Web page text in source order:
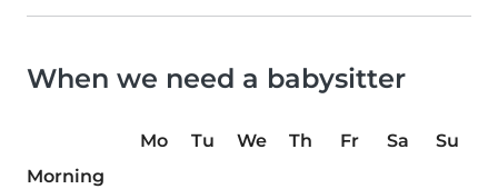
When we need a babysitter
Mo Tu We Th Fr Sa
Su
Morning